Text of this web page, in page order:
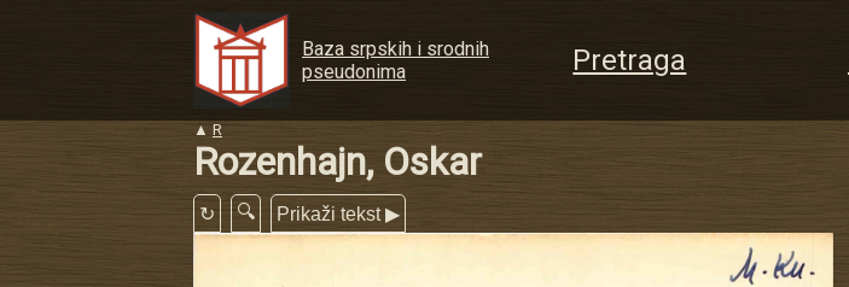
Baza srpskih i srodnih
pseudonima
Pretraga
▲ R
Rozenhajn, Oskar